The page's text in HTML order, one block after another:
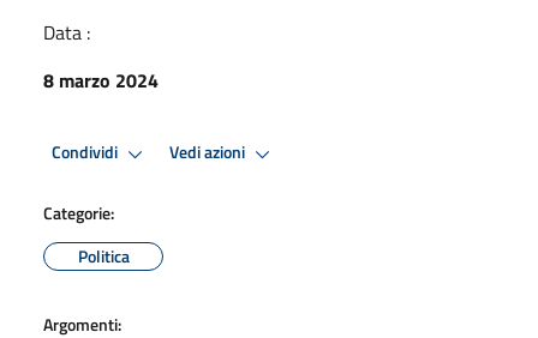
Data :
8 marzo 2024
Condividi Vedi azioni
Categorie:
Politica
Argomenti: